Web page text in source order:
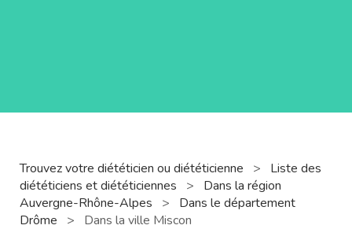
Trouvez votre diététicien ou diététicienne >
Liste des
diététiciens et diététiciennes
>
Dans la région
Auvergne-Rhône-Alpes
>
Dans le département
Drôme
>
Dans la ville Miscon